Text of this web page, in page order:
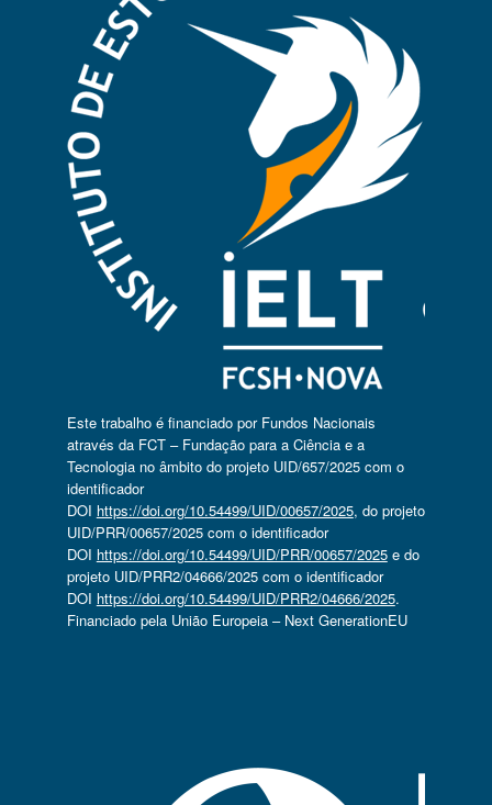
Este trabalho é financiado por Fundos Nacionais
através da FCT – Fundação para a Ciência e a
Tecnologia no âmbito do projeto UID/657/2025 com o
identificador
DOI https://doi.org/10.54499/UID/00657/2025, do projeto
UID/PRR/00657/2025 com o identificador
DOI https://doi.org/10.54499/UID/PRR/00657/2025e do
projeto UID/PRR2/04666/2025 com o identificador
DOI https://doi.org/10.54499/UID/PRR2/04666/2025.
Financiado pela União Europeia – Next GenerationEU